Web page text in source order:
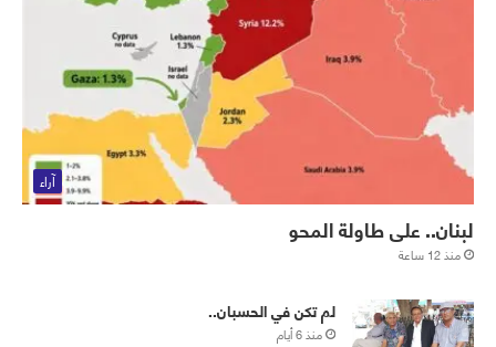
آراء
لبنان.. على طاولة المحو
منذ 12 ساعة
لم تكن في الحسبان..
منذ 6 أيام